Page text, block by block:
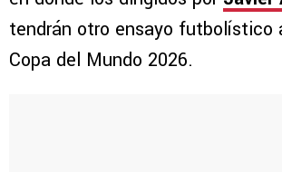
tendrán otro ensayo futbolístico
Copa del Mundo 2026.